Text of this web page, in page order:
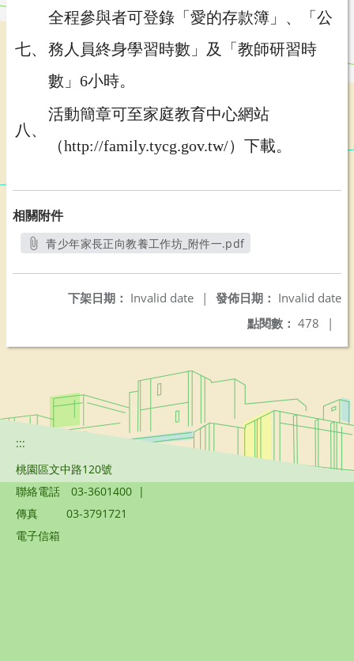
七、
全程參與者可登錄「愛的存款簿」、「公
務人員終身學習時數」及「教師研習時
數」6小時。
八、
活動簡章可至家庭教育中心網站
（http://family.tycg.gov.tw/）下載。
相關附件
青少年家長正向教養工作坊_附件一.pdf
發佈日期： Invalid date
下架日期： Invalid date
|
點閱數： 478 |
:::
桃園區文中路120號
聯絡電話
03-3601400 |
傳真
03-3791721
電子信箱